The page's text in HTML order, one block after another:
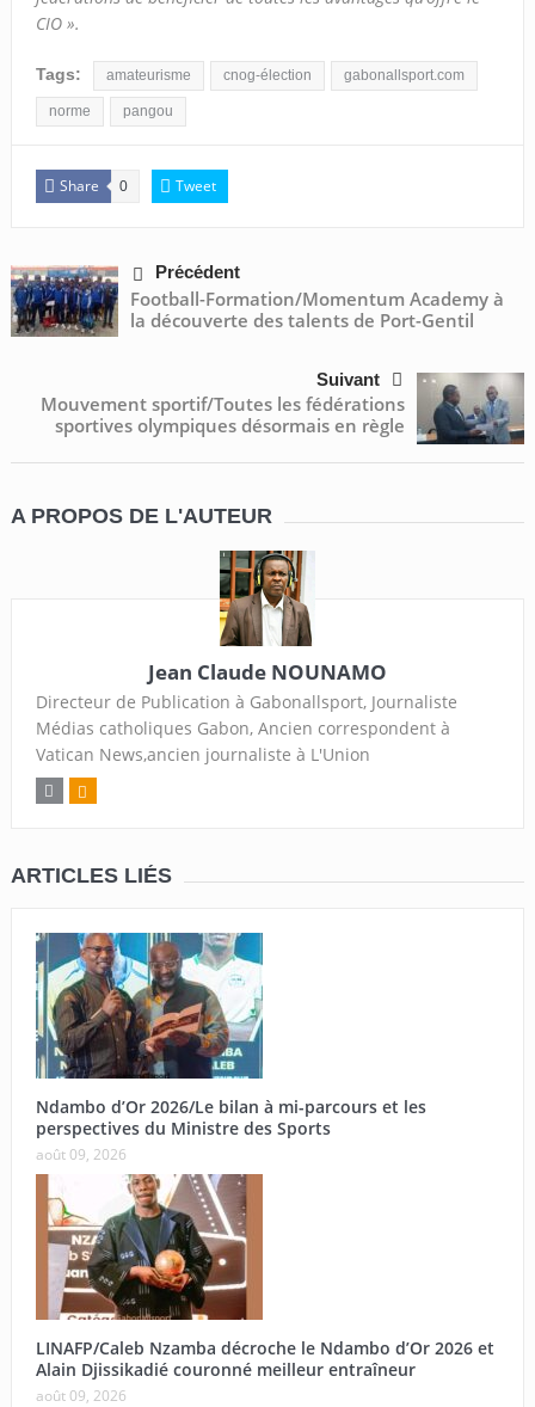
CIO ».
Tags: amateurisme cnog-élection gabonallsport.com
norme pangou
Share 0 Tweet
Précédent
Football-Formation/Momentum Academy à
la découverte des talents de Port-Gentil
Suivant
Mouvement sportif/Toutes les fédérations
sportives olympiques désormais en règle
A PROPOS DE L'AUTEUR
Jean Claude NOUNAMO
Directeur de Publication à Gabonallsport, Journaliste
Médias catholiques Gabon, Ancien correspondent à
Vatican News,ancien journaliste à L'Union
ARTICLES LIÉS
Ndambo d’Or 2026/Le bilan à mi-parcours et les
perspectives du Ministre des Sports
août 09, 2026
LINAFP/Caleb Nzamba décroche le Ndambo d’Or 2026 et
Alain Djissikadié couronné meilleur entraîneur
août 09, 2026